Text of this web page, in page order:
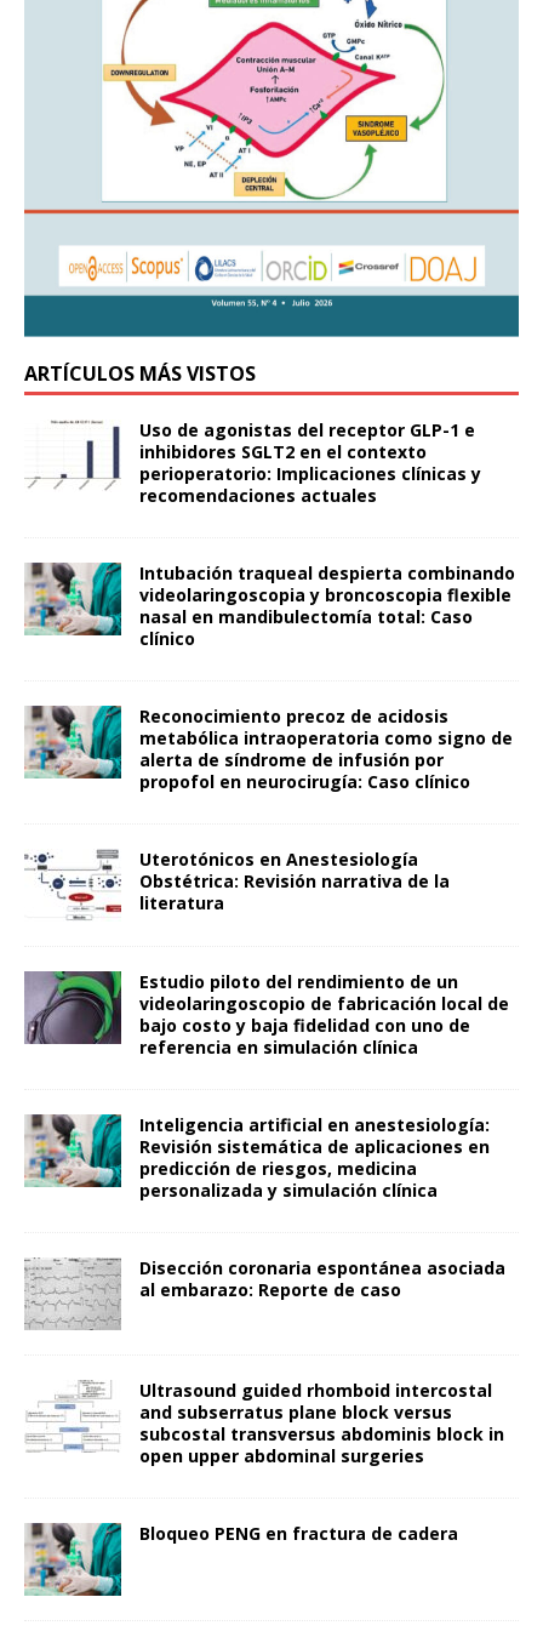
ARTÍCULOS MÁS VISTOS
Uso de agonistas del receptor GLP-1 e
inhibidores SGLT2 en el contexto
perioperatorio: Implicaciones clínicas y
recomendaciones actuales
Intubación traqueal despierta combinando
videolaringoscopia y broncoscopia flexible
nasal en mandibulectomía total: Caso
clínico
Reconocimiento precoz de acidosis
metabólica intraoperatoria como signo de
alerta de síndrome de infusión por
propofol en neurocirugía: Caso clínico
Uterotónicos en Anestesiología
Obstétrica: Revisión narrativa de la
literatura
Estudio piloto del rendimiento de un
videolaringoscopio de fabricación local de
bajo costo y baja fidelidad con uno de
referencia en simulación clínica
Inteligencia artificial en anestesiología:
Revisión sistemática de aplicaciones en
predicción de riesgos, medicina
personalizada y simulación clínica
Disección coronaria espontánea asociada
al embarazo: Reporte de caso
Ultrasound guided rhomboid intercostal
and subserratus plane block versus
subcostal transversus abdominis block in
open upper abdominal surgeries
Bloqueo PENG en fractura de cadera